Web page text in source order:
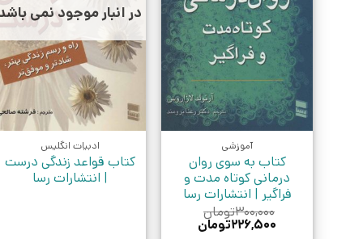
آموزشی
کتاب به سوی روان
درمانی کوتاه مدت و
فراگیر | انتشارات رسا
۳۰۰,۰۰۰تومان
قیمت
۲۲۶,۵۰۰تومانقیمت
در انبار موجود نمی
ادبیات انگلیس
کتاب قواعد زندگی درست
| انتشارات رسا